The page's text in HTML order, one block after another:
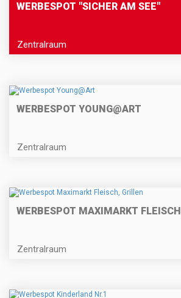
WERBESPOT "SICHER AM SEE"
Zentralraum
WERBESPOT YOUNG@ART
Zentralraum
WERBESPOT MAXIMARKT
Zentralraum